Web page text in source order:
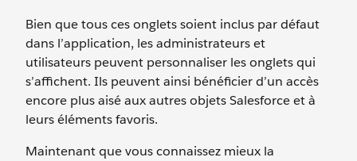
Bien que tous ces onglets soient inclus par défaut
dans l’application, les administrateurs et
utilisateurs peuvent personnaliser les onglets qui
s’affichent. Ils peuvent ainsi bénéficier d’un accès
encore plus aisé aux autres objets Salesforce et à
leurs éléments favoris.
Maintenant que vous connaissez mieux la